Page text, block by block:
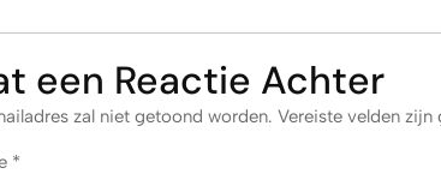
een Reactie Achter
zal niet getoond worden. Vereiste velden zijn
*